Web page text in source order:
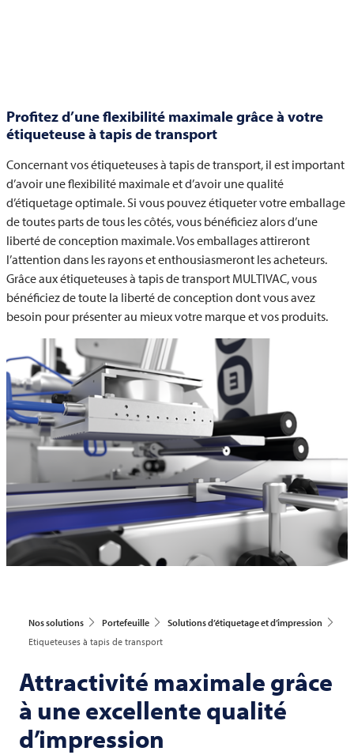
Profitez d’une flexibilité maximale grâce à votre
étiqueteuse à tapis de transport
Concernant vos étiqueteuses à tapis de transport, il est important
d’avoir une flexibilité maximale et d’avoir une qualité
d’étiquetage optimale. Si vous pouvez étiqueter votre emballage
de toutes parts de tous les côtés, vous bénéficiez alors d’une
liberté de conception maximale. Vos emballages attireront
l’attention dans les rayons et enthousiasmeront les acheteurs.
Grâce aux étiqueteuses à tapis de transport MULTIVAC, vous
bénéficiez de toute la liberté de conception dont vous avez
besoin pour présenter au mieux votre marque et vos produits.
Nos solutions Portefeuille
Solutions d’étiquetage et d’impression
Etiqueteuses à tapis de transport
Attractivité maximale grâce
à une excellente qualité
d’impression